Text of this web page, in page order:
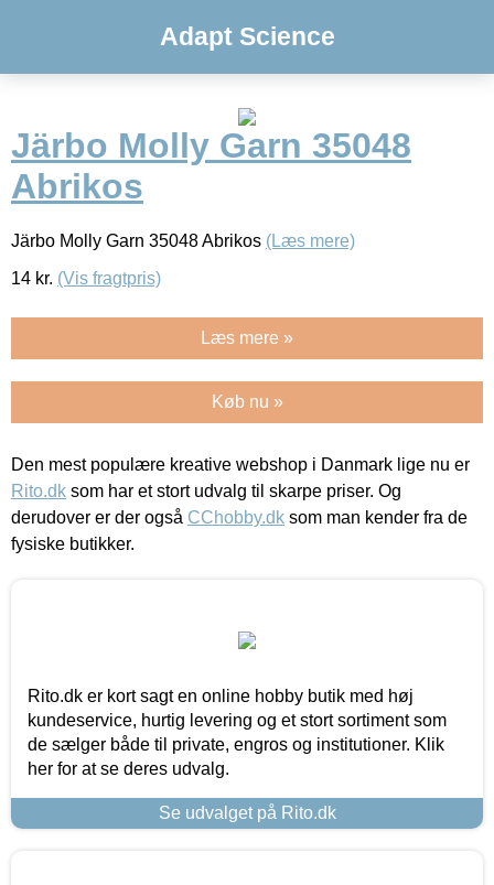
Adapt Science
Järbo Molly Garn 35048
Abrikos
Järbo Molly Garn 35048 Abrikos (Læs mere)
14 kr. (Vis fragtpris)
Læs mere »
Køb nu »
Den mest populære kreative webshop i Danmark lige nu er
Rito.dk som har et stort udvalg til skarpe priser. Og
derudover er der også CChobby.dk som man kender fra de
fysiske butikker.
Rito.dk er kort sagt en online hobby butik med høj
kundeservice, hurtig levering og et stort sortiment som
de sælger både til private, engros og institutioner. Klik
her for at se deres udvalg.
Se udvalget på Rito.dk